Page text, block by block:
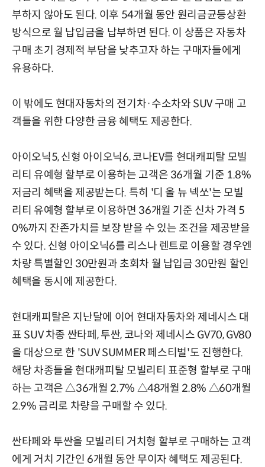
부하지 않아도 된다. 이후 54개월 동안 원리금균등상환
방식으로 월 납입금을 납부하면 된다. 이 상품은 자동차
구매 초기 경제적 부담을 낮추고자 하는 구매자들에게
유용하다.
이 밖에도 현대자동차의 전기차·수소차와 SUV 구매 고
객들을 위한 다양한 금융 혜택도 제공한다.
아이오닉5, 신형 아이오닉6, 코나EV를 현대캐피탈 모빌
리티 유예형 할부로 이용하는 고객은 36개월 기준 1.8%
저금리 혜택을 제공받는다. 특히 '디 올 뉴 넥쏘'는 모빌
리티 유예형 할부로 이용하면 36개월 기준 신차 가격 5
0%까지 잔존가치를 보장 받을 수 있는 조건을 제공받을
수 있다. 신형 아이오닉6를 리스나 렌트로 이용할 경우엔
차량 특별할인 30만원과 초회차 월 납입금 30만원 할인
혜택을 동시에 제공한다.
현대캐피탈은 지난달에 이어 현대자동차와 제네시스 대
표 SUV 차종 싼타페, 투싼, 코나와 제네시스 GV70, GV80
을 대상으로 한 'SUV SUMMER 페스티벌'도 진행한다.
해당 차종들을 현대캐피탈 모빌리티 표준형 할부로 구매
하는 고객은 △36개월 2.7% △48개월 2.8% △60개월
2.9% 금리로 차량을 구매할 수 있다.
싼타페와 투싼을 모빌리티 거치형 할부로 구매하는 고객
에게 거치 기간인 6개월 동안 무이자 혜택도 제공된다.